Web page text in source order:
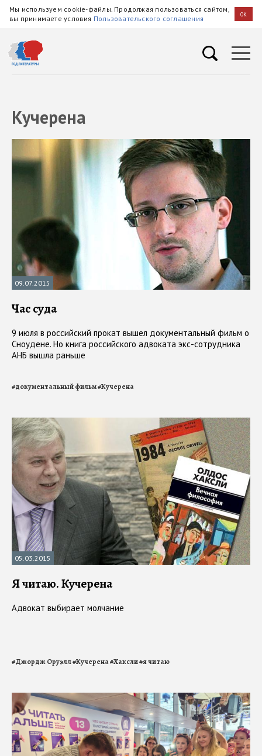
Мы используем cookie-файлы. Продолжая пользоваться сайтом,
вы принимаете условия Пользовательского соглашения OK
Кучерена
09.07.2015
Час суда
9 июля в российский прокат вышел документальный фильм о
Сноудене. Но книга российского адвоката экс-сотрудника
АНБ вышла раньше
#документальный фильм#Кучерена
05.03.2015
Я читаю. Кучерена
Адвокат выбирает молчание
#Джордж Оруэлл#Кучерена#Хаксли#я читаю